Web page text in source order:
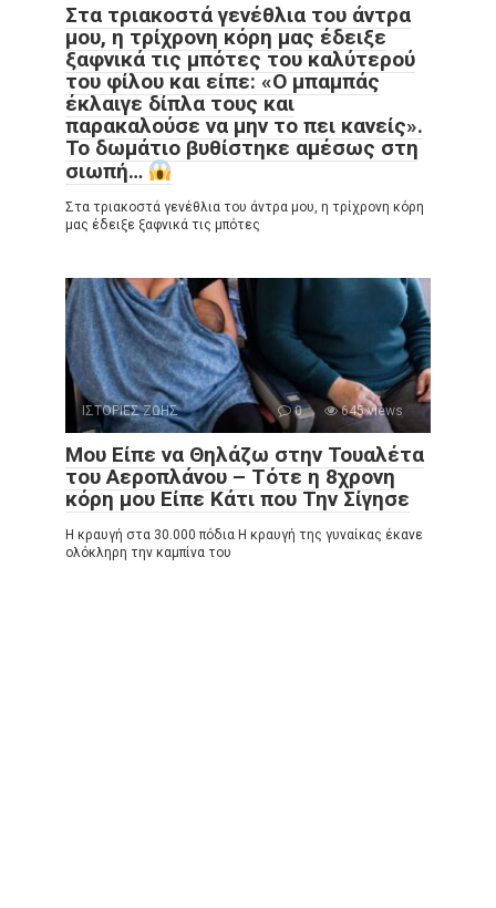
Στα τριακοστά γενέθλια του άντρα
μου, η τρίχρονη κόρη μας έδειξε
ξαφνικά τις μπότες του καλύτερού
του φίλου και είπε: «Ο μπαμπάς
έκλαιγε δίπλα τους και
παρακαλούσε να μην το πει κανείς».
Το δωμάτιο βυθίστηκε αμέσως στη
σιωπή…
Στα τριακοστά γενέθλια του άντρα μου, η τρίχρονη κόρη
μας έδειξε ξαφνικά τις μπότες
ΙΣΤΟΡΙΕΣ ΖΩΗΣ 0 645 views
Μου Είπε να Θηλάζω στην Τουαλέτα
του Αεροπλάνου – Τότε η 8χρονη
κόρη μου Είπε Κάτι που Την Σίγησε
Η κραυγή στα 30.000 πόδια Η κραυγή της γυναίκας έκανε
ολόκληρη την καμπίνα του